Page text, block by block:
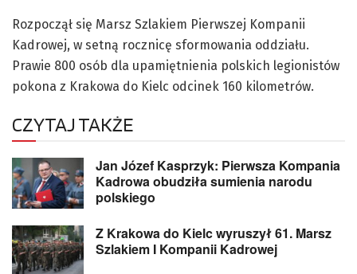
Rozpoczął się Marsz Szlakiem Pierwszej Kompanii
Kadrowej, w setną rocznicę sformowania oddziału.
Prawie 800 osób dla upamiętnienia polskich legionistów
pokona z Krakowa do Kielc odcinek 160 kilometrów.
CZYTAJ TAKŻE
Jan Józef Kasprzyk: Pierwsza Kompania
Kadrowa obudziła sumienia narodu
polskiego
Z Krakowa do Kielc wyruszył 61. Marsz
Szlakiem I Kompanii Kadrowej